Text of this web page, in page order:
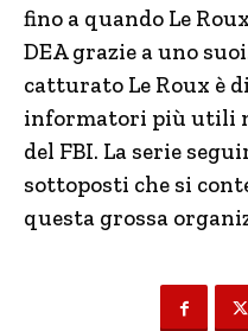
fino a quando Le
DEA grazie a uno
catturato Le Roux è
informatori più utili
del FBI. La serie
sottoposti che si
questa grossa